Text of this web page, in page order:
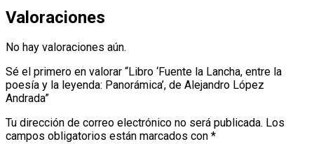
Valoraciones
No hay valoraciones aún.
Sé el primero en valorar “Libro ‘Fuente la Lancha, entre la
poesía y la leyenda: Panorámica’, de Alejandro López
Andrada”
Tu dirección de correo electrónico no será publicada. Los
campos obligatorios están marcados con *